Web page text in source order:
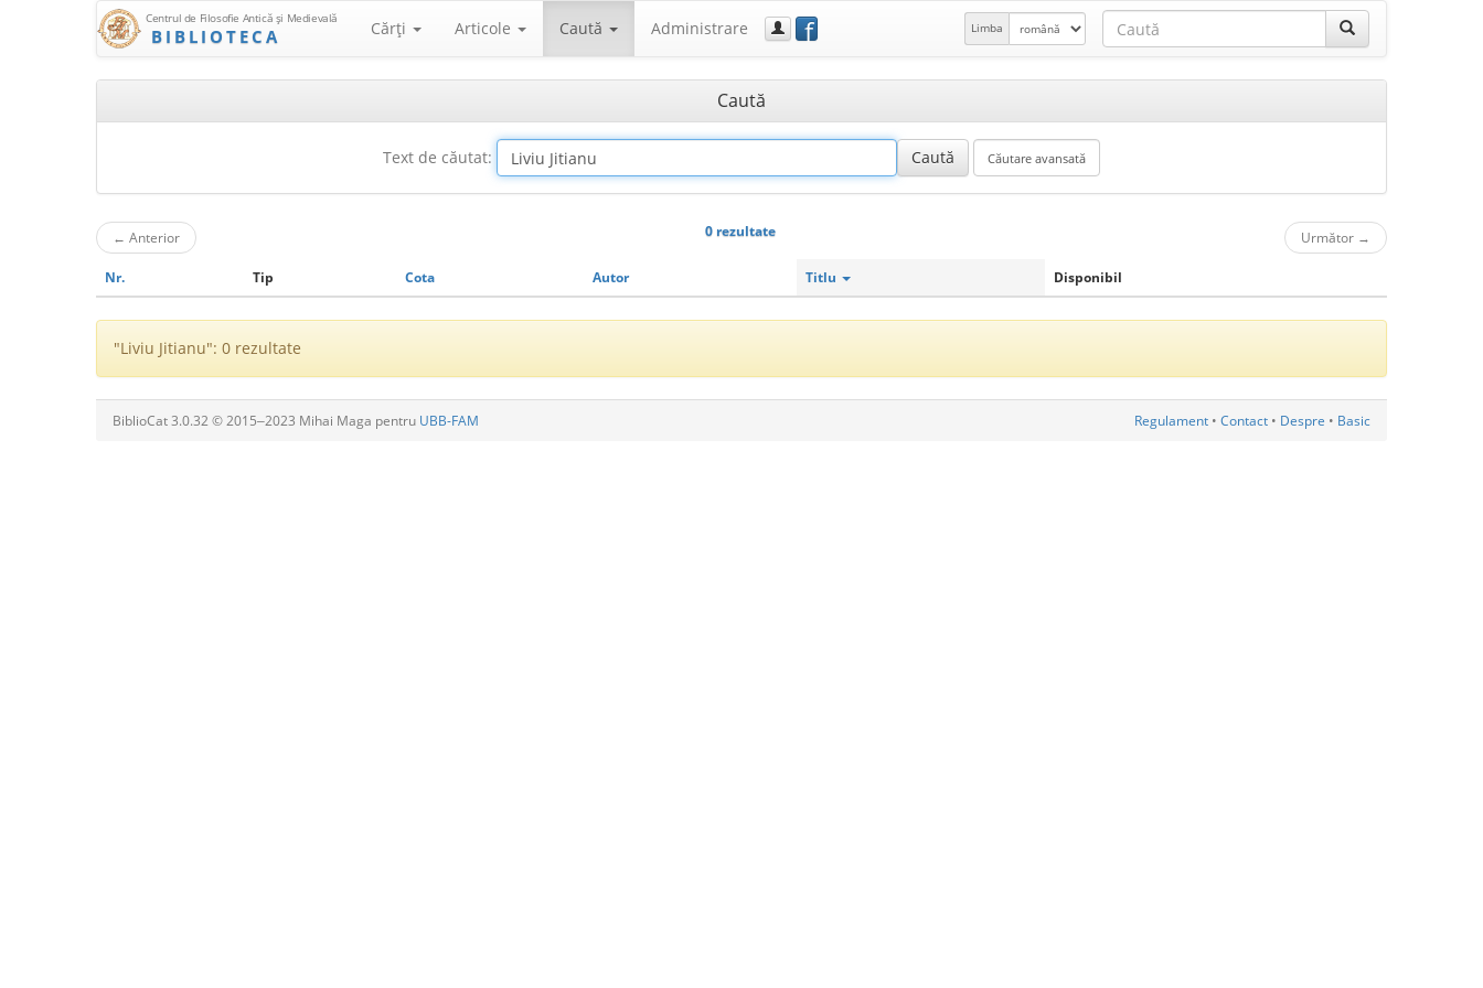
Centrul de Filosofie Antică şi Medievală
BIBLIOTECA Cărţi Articole Caută Administrare f Limba
Caută
Text de căutat:
← Anterior 0 rezultate Următor →
Nr. Tip Cota Autor Titlu Disponibil
"Liviu Jitianu": 0 rezultate
BiblioCat 3.0.32 © 2015‒2023 Mihai Maga pentru UBB-FAM Regulament • Contact • Despre • Basic